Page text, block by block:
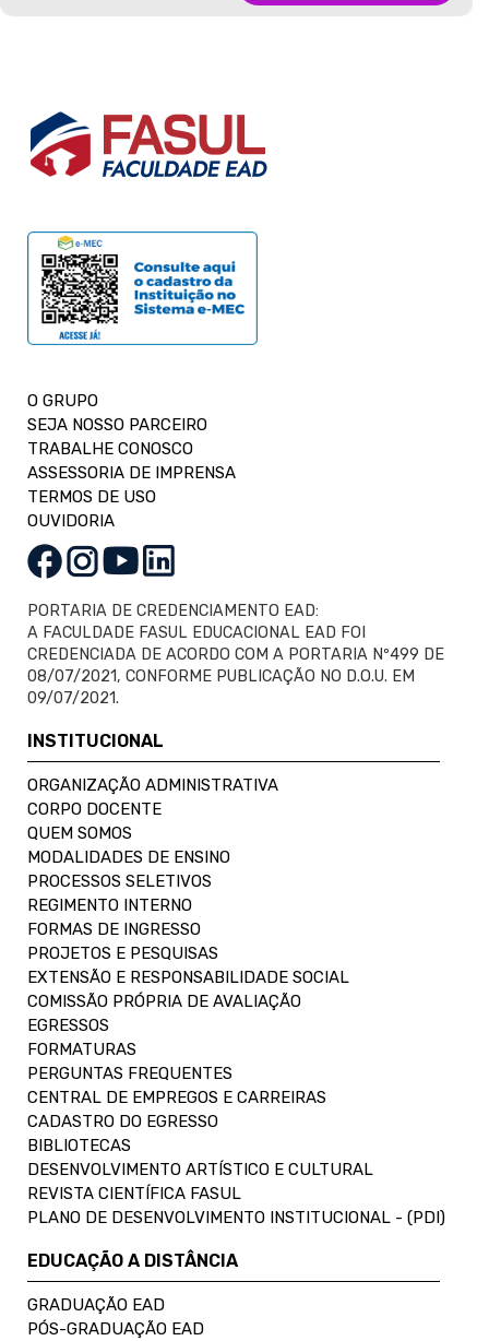
O GRUPO
SEJA NOSSO PARCEIRO
TRABALHE CONOSCO
ASSESSORIA DE IMPRENSA
TERMOS DE USO
OUVIDORIA
PORTARIA DE CREDENCIAMENTO EAD:
A FACULDADE FASUL EDUCACIONAL EAD FOI
CREDENCIADA DE ACORDO COM A PORTARIA Nº499 DE
08/07/2021, CONFORME PUBLICAÇÃO NO D.O.U. EM
09/07/2021.
INSTITUCIONAL
ORGANIZAÇÃO ADMINISTRATIVA
CORPO DOCENTE
QUEM SOMOS
MODALIDADES DE ENSINO
PROCESSOS SELETIVOS
REGIMENTO INTERNO
FORMAS DE INGRESSO
PROJETOS E PESQUISAS
EXTENSÃO E RESPONSABILIDADE SOCIAL
COMISSÃO PRÓPRIA DE AVALIAÇÃO
EGRESSOS
FORMATURAS
PERGUNTAS FREQUENTES
CENTRAL DE EMPREGOS E CARREIRAS
CADASTRO DO EGRESSO
BIBLIOTECAS
DESENVOLVIMENTO ARTÍSTICO E CULTURAL
REVISTA CIENTÍFICA FASUL
PLANO DE DESENVOLVIMENTO INSTITUCIONAL - (PDI)
EDUCAÇÃO A DISTÂNCIA
GRADUAÇÃO EAD
PÓS-GRADUAÇÃO EAD